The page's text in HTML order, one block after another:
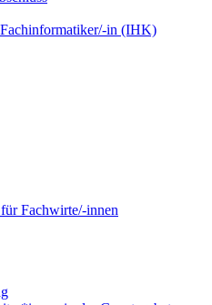
in (IHK)
Fachwirte/-innen